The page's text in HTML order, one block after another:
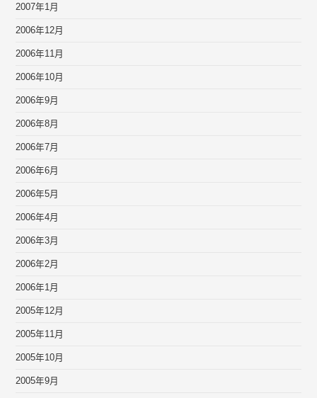
2007年1月
2006年12月
2006年11月
2006年10月
2006年9月
2006年8月
2006年7月
2006年6月
2006年5月
2006年4月
2006年3月
2006年2月
2006年1月
2005年12月
2005年11月
2005年10月
2005年9月